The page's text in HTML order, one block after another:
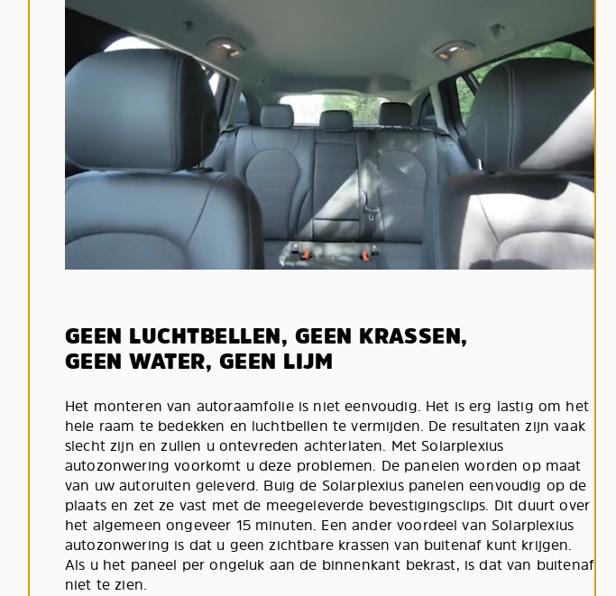
GEEN LUCHTBELLEN, GEEN KRASSEN,
GEEN WATER, GEEN LIJM
Het monteren van autoraamfolie is niet eenvoudig. Het is erg lastig om het
hele raam te bedekken en luchtbellen te vermijden. De resultaten zijn vaak
slecht zijn en zullen u ontevreden achterlaten. Met Solarplexius
autozonwering voorkomt u deze problemen. De panelen worden op maat
van uw autoruiten geleverd. Buig de Solarplexius panelen eenvoudig op de
plaats en zet ze vast met de meegeleverde bevestigingsclips. Dit duurt over
het algemeen ongeveer 15 minuten. Een ander voordeel van Solarplexius
autozonwering is dat u geen zichtbare krassen van buitenaf kunt krijgen.
Als u het paneel per ongeluk aan de binnenkant bekrast, is dat van buitenaf
niet te zien.